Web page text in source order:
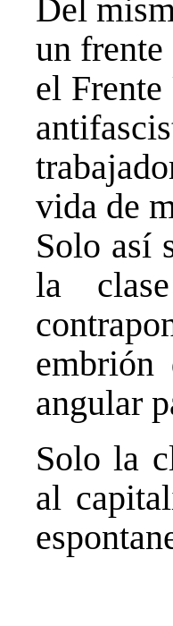
Del
un frente
el
vida de
Solo así
la
embrión
angular
Solo la
al